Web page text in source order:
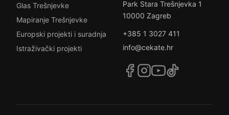
Glas Trešnjevke
Mapiranje Trešnjevke
Europski projekti i suradnja
Istraživački projekti
Park Stara Trešnjevka 1
10000 Zagreb
+385 1 3027 411
info@cekate.hr